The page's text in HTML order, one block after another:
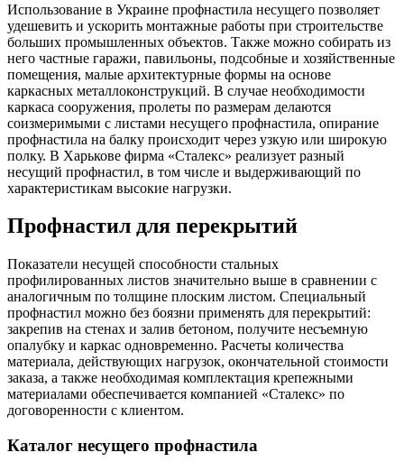
Использование в Украине профнастила несущего позволяет
удешевить и ускорить монтажные работы при строительстве
больших промышленных объектов. Также можно собирать из
него частные гаражи, павильоны, подсобные и хозяйственные
помещения, малые архитектурные формы на основе
каркасных металлоконструкций. В случае необходимости
каркаса сооружения, пролеты по размерам делаются
соизмеримыми с листами несущего профнастила, опирание
профнастила на балку происходит через узкую или широкую
полку. В Харькове фирма «Сталекс» реализует разный
несущий профнастил, в том числе и выдерживающий по
характеристикам высокие нагрузки.
Профнастил для перекрытий
Показатели несущей способности стальных
профилированных листов значительно выше в сравнении с
аналогичным по толщине плоским листом. Специальный
профнастил можно без боязни применять для перекрытий:
закрепив на стенах и залив бетоном, получите несъемную
опалубку и каркас одновременно. Расчеты количества
материала, действующих нагрузок, окончательной стоимости
заказа, а также необходимая комплектация крепежными
материалами обеспечивается компанией «Сталекс» по
договоренности с клиентом.
Каталог несущего профнастила